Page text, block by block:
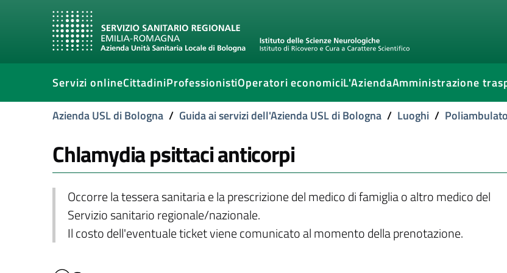
Servizi onlineCittadiniProfessionistiOperatori economiciL'AziendaAmministrazione
Azienda USL di Bologna / Guida ai servizi dell'Azienda USL di Bologna / Luoghi /
Chlamydia psittaci anticorpi
Occorre la tessera sanitaria e la prescrizione del medico di famiglia o altro medico del
Servizio sanitario regionale/nazionale.
Il costo dell'eventuale ticket viene comunicato al momento della prenotazione.